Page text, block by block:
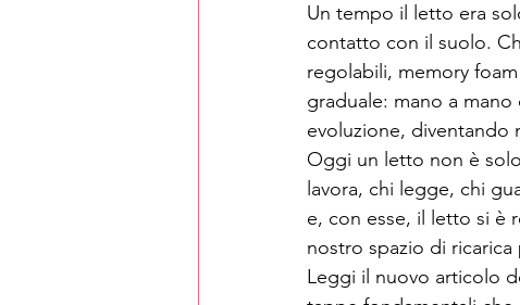
Un tempo il letto era
contatto con il suolo.
regolabili, memory
graduale: mano a
evoluzione, diventando
Oggi un letto non è
lavora, chi legge, chi
e, con esse, il letto si è
nostro spazio di ricarica
Leggi il nuovo articolo